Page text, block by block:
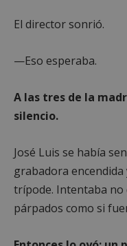
El director sonrió.
—Eso esperaba.
A las tres de la
silencio.
José Luis se había
grabadora
trípode. Intentaba no
párpados como si